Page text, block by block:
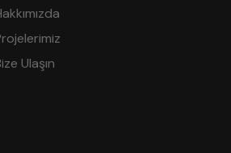
Ulaşın